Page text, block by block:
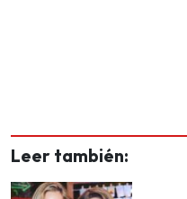
Leer también: